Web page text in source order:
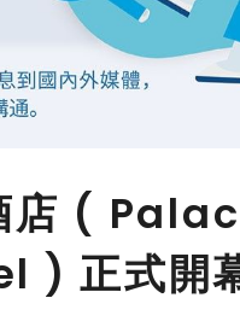
店 (
正式開